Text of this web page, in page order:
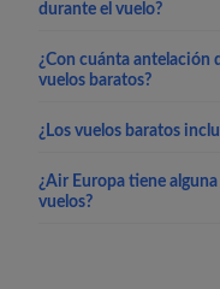
durante el vuelo?
¿Con cuánta antelación
vuelos baratos?
¿Los vuelos baratos
¿Air Europa tiene
vuelos?